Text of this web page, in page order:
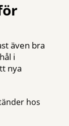
även bra
i
nya
hos